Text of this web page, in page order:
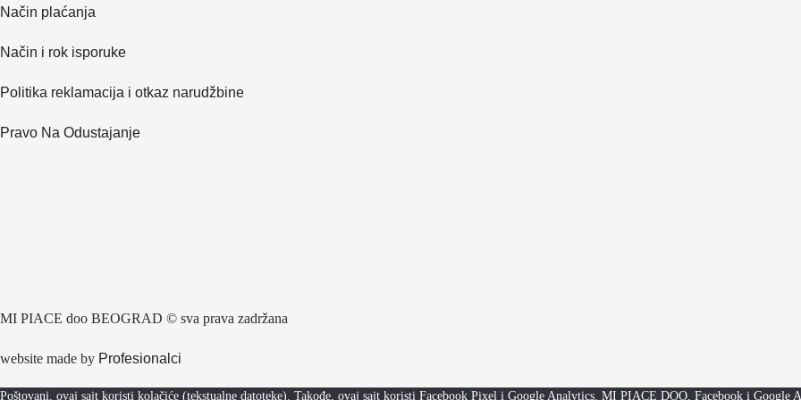
Način plaćanja
Način i rok isporuke
Politika reklamacija i otkaz narudžbine
Pravo Na Odustajanje
MI PIACE doo BEOGRAD © sva prava zadržana
website made by Profesionalci
Poštovani, ovaj sajt koristi kolačiće (tekstualne datoteke). Takođe, ovaj sajt koristi Facebook Pixel i Google Analytics. MI PIACE DOO, Facebook i